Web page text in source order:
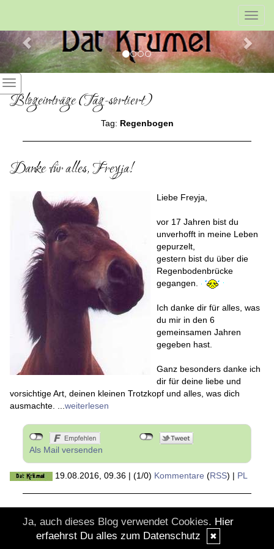
Blogeinträge (Tag-sortiert)
Tag: Regenbogen
Danke für alles, Freyja!
Liebe Freyja,
vor 17 Jahren bist du
unverhofft in meine Leben
gepurzelt,
gestern bist du über die
Regenbodenbrücke
gegangen.
Ich danke dir für alles, was
du mir in den 6
gemeinsamen Jahren
gegeben hast.
Ganz besonders danke ich
dir für deine liebe und
vorsichtige Art, deinen kleinen Trotzkopf und alles, was dich
ausmachte. ...weiterlesen
Als Mail versenden
19.08.2016, 09.36 | (1/0) Kommentare (RSS) | PL
© DesignBlog V5 powered by BlueLionWebdesign.de
Ja, auch dieses Blog verwendet Cookies. Hier
erfaehrst Du alles zum Datenschutz
✖